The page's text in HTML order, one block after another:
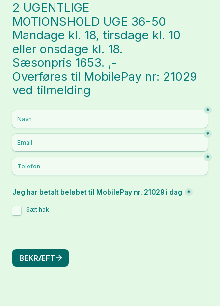
2 UGENTLIGE
MOTIONSHOLD UGE 36-50
Mandage kl. 18, tirsdage kl. 10
eller onsdage kl. 18.
Sæsonpris 1653. ,-
Overføres til MobilePay nr: 21029
ved tilmelding
*
*
*
Jeg har betalt beløbet til MobilePay nr. 21029 i dag *
Sæt hak
BEKRÆFT